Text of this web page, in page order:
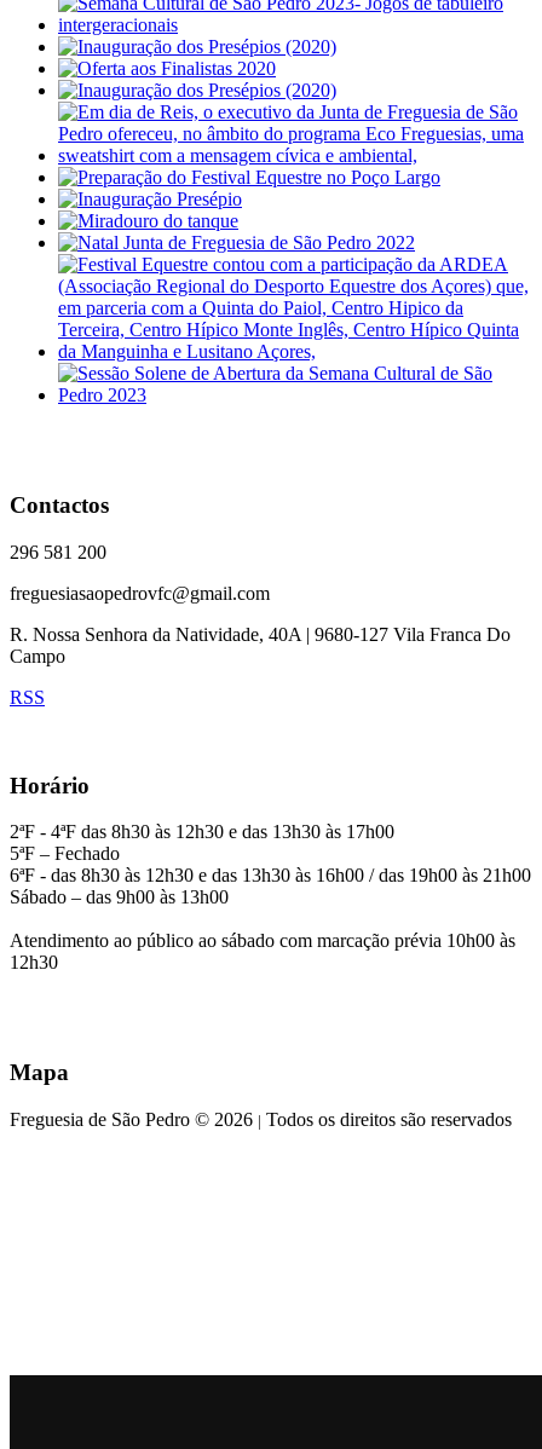
Contactos
296 581 200
freguesiasaopedrovfc@gmail.com
R. Nossa Senhora da Natividade, 40A | 9680-127 Vila Franca Do
Campo
RSS
Horário
2ªF - 4ªF das 8h30 às 12h30 e das 13h30 às 17h00
5ªF – Fechado
6ªF - das 8h30 às 12h30 e das 13h30 às 16h00 / das 19h00 às 21h00
Sábado – das 9h00 às 13h00
Atendimento ao público ao sábado com marcação prévia 10h00 às
12h30
Mapa
Freguesia de São Pedro © 2026 | Todos os direitos são reservados